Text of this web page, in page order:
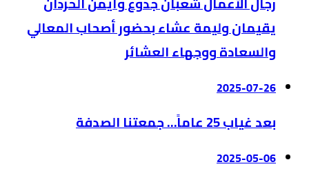
يقيمان وليمة عشاء بحضور أصحاب المعالي
والسعادة ووجهاء العشائر
2025-07-26
بعد غياب 25 عاماً… جمعتنا الصدفة
2025-05-06